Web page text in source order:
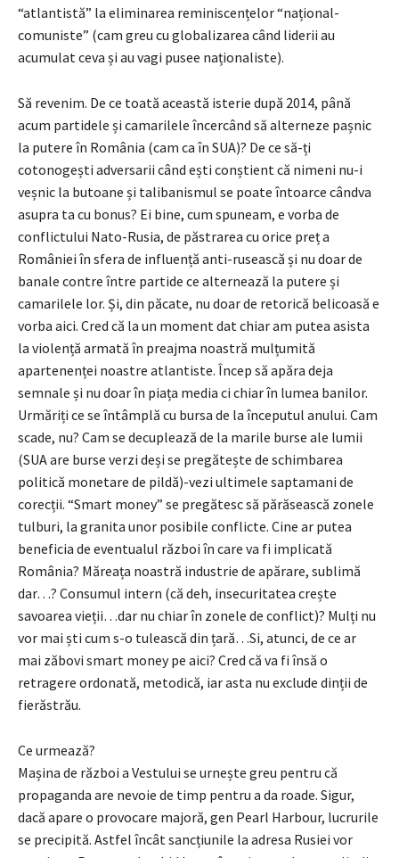
“atlantistă” la eliminarea reminiscențelor “național-
comuniste” (cam greu cu globalizarea când liderii au
acumulat ceva și au vagi pusee naționaliste).
Să revenim. De ce toată această isterie după 2014, până
acum partidele și camarilele încercând să alterneze pașnic
la putere în România (cam ca în SUA)? De ce să-ți
cotonogești adversarii când ești conștient că nimeni nu-i
veșnic la butoane și talibanismul se poate întoarce cândva
asupra ta cu bonus? Ei bine, cum spuneam, e vorba de
conflictului Nato-Rusia, de păstrarea cu orice preț a
României în sfera de influență anti-rusească și nu doar de
banale contre între partide ce alternează la putere și
camarilele lor. Și, din păcate, nu doar de retorică belicoasă e
vorba aici. Cred că la un moment dat chiar am putea asista
la violență armată în preajma noastră mulțumită
apartenenței noastre atlantiste. Încep să apăra deja
semnale și nu doar în piața media ci chiar în lumea banilor.
Urmăriți ce se întâmplă cu bursa de la începutul anului. Cam
scade, nu? Cam se decuplează de la marile burse ale lumii
(SUA are burse verzi deși se pregătește de schimbarea
politică monetare de pildă)-vezi ultimele saptamani de
corecții. “Smart money” se pregătesc să părăsească zonele
tulburi, la granita unor posibile conflicte. Cine ar putea
beneficia de eventualul război în care va fi implicată
România? Măreața noastră industrie de apărare, sublimă
dar…? Consumul intern (că deh, insecuritatea crește
savoarea vieții…dar nu chiar în zonele de conflict)? Mulți nu
vor mai ști cum s-o tulească din țară…Si, atunci, de ce ar
mai zăbovi smart money pe aici? Cred că va fi însă o
retragere ordonată, metodică, iar asta nu exclude dinții de
fierăstrău.
Ce urmează?
Mașina de război a Vestului se urnește greu pentru că
propaganda are nevoie de timp pentru a da roade. Sigur,
dacă apare o provocare majoră, gen Pearl Harbour, lucrurile
se precipită. Astfel încât sancțiunile la adresa Rusiei vor